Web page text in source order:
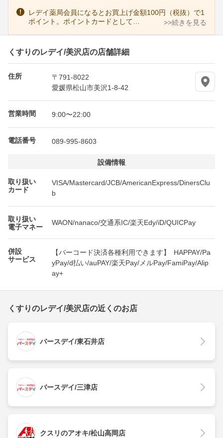
レデイ薬局会員になるとお買上げ金額100円（税抜）で1
ポイント。ポイントカードとして…
>>続きを見る
くすりのレデイ/美沢店の店舗詳細
住所
〒791-8022
愛媛県松山市美沢1-8-42
営業時間 9:00〜22:00
電話番号 089-995-8603
設備情報
取り扱い
カード
VISA/Mastercard/JCB/AmericanExpress/DinersClu
b
取り扱い
電子マネー
WAON/nanaco/交通系IC/楽天Edy/iD/QUICPay
併設
サービス
【バーコード決済各種利用できます】 HAPPAY/Pa
yPay/d払い/auPAY/楽天Pay/メルPay/FamiPay/Alip
ay+
くすりのレデイ/美沢店の近くのお店
バースデイ/東石井店
バースデイ/三津店
クスリのアオキ/松山高岡店